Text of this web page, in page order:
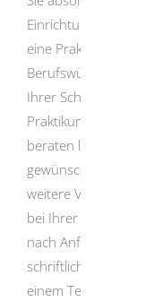
Einrichtungen oder
eine Praktikumsstelle,
Berufswünschen
Ihrer Schule
Praktikums – wie z. B.
beraten lassen.
gewünschten
weitere
bei Ihrer
nach Anforderung
schriftlichen
einem Telefonat.